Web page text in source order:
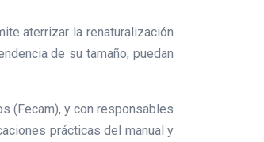
aterrizar la renaturalización
de su tamaño, puedan
(Fecam), y con responsables
prácticas del manual y